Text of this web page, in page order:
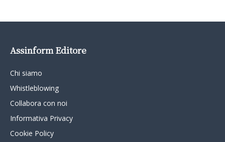
Assinform Editore
Chi siamo
Whistleblowing
Collabora con noi
Informativa Privacy
Cookie Policy